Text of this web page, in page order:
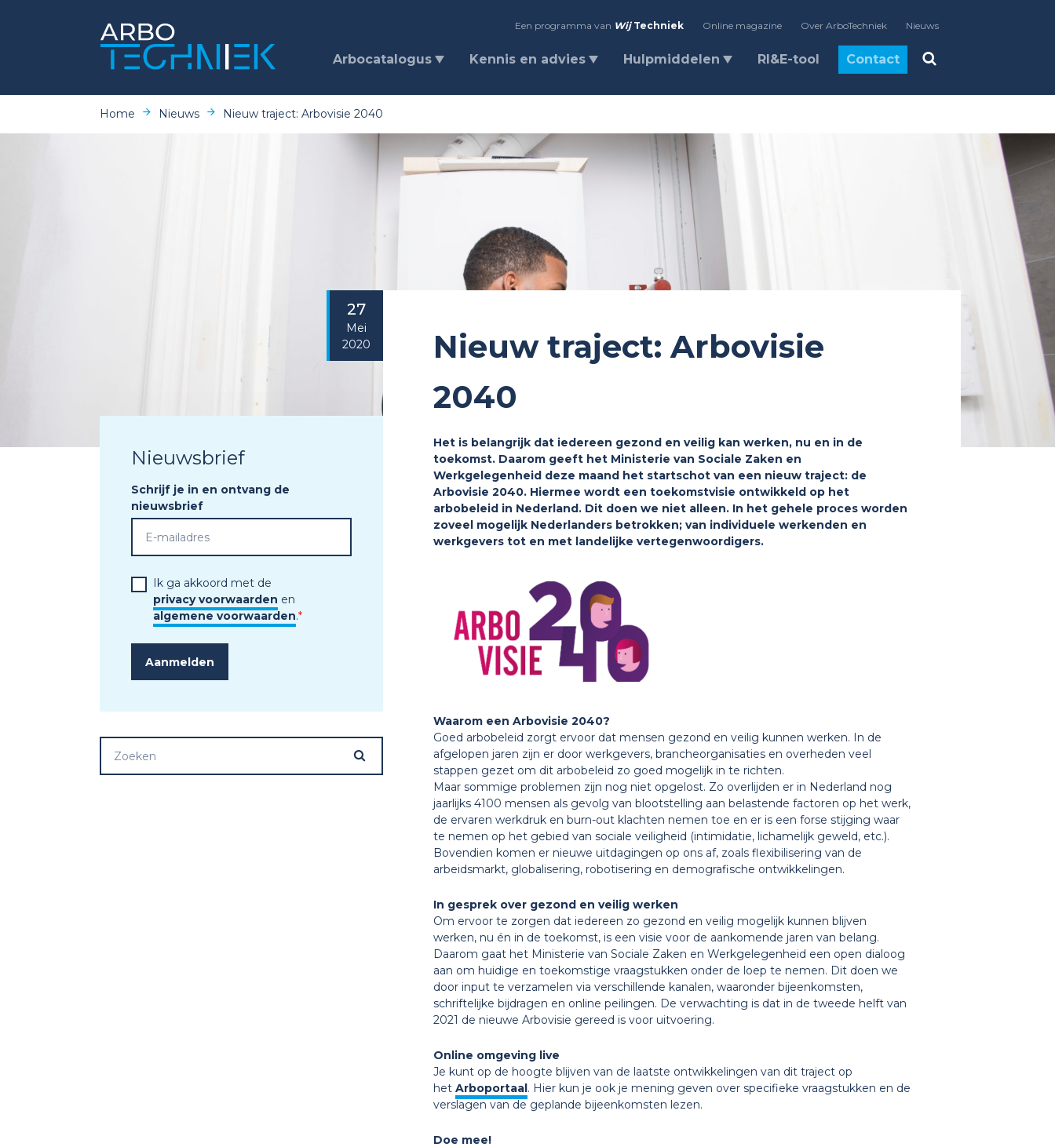
Een programma van Wij Techniek Online magazine Over ArboTechniek Nieuws
Arbocatalogus Kennis en advies Hulpmiddelen RI&E-tool Contact
Home Nieuws Nieuw traject: Arbovisie 2040
27
Mei
2020
Nieuw traject: Arbovisie
2040
Het is belangrijk dat iedereen gezond en veilig kan werken, nu en in de
toekomst. Daarom geeft het Ministerie van Sociale Zaken en
Werkgelegenheid deze maand het startschot van een nieuw traject: de
Arbovisie 2040. Hiermee wordt een toekomstvisie ontwikkeld op het
arbobeleid in Nederland. Dit doen we niet alleen. In het gehele proces worden
zoveel mogelijk Nederlanders betrokken; van individuele werkenden en
werkgevers tot en met landelijke vertegenwoordigers.
Waarom een Arbovisie 2040?
Goed arbobeleid zorgt ervoor dat mensen gezond en veilig kunnen werken. In de
afgelopen jaren zijn er door werkgevers, brancheorganisaties en overheden veel
stappen gezet om dit arbobeleid zo goed mogelijk in te richten.
Maar sommige problemen zijn nog niet opgelost. Zo overlijden er in Nederland nog
jaarlijks 4100 mensen als gevolg van blootstelling aan belastende factoren op het werk,
de ervaren werkdruk en burn-out klachten nemen toe en er is een forse stijging waar
te nemen op het gebied van sociale veiligheid (intimidatie, lichamelijk geweld, etc.).
Bovendien komen er nieuwe uitdagingen op ons af, zoals flexibilisering van de
arbeidsmarkt, globalisering, robotisering en demografische ontwikkelingen.
In gesprek over gezond en veilig werken
Om ervoor te zorgen dat iedereen zo gezond en veilig mogelijk kunnen blijven
werken, nu én in de toekomst, is een visie voor de aankomende jaren van belang.
Daarom gaat het Ministerie van Sociale Zaken en Werkgelegenheid een open dialoog
aan om huidige en toekomstige vraagstukken onder de loep te nemen. Dit doen we
door input te verzamelen via verschillende kanalen, waaronder bijeenkomsten,
schriftelijke bijdragen en online peilingen. De verwachting is dat in de tweede helft van
2021 de nieuwe Arbovisie gereed is voor uitvoering.
Online omgeving live
Je kunt op de hoogte blijven van de laatste ontwikkelingen van dit traject op
het Arboportaal. Hier kun je ook je mening geven over specifieke vraagstukken en de
verslagen van de geplande bijeenkomsten lezen.
Doe mee!
Nieuwsbrief
Schrijf je in en ontvang de
nieuwsbrief
Ik ga akkoord met de
privacy voorwaarden en
algemene voorwaarden.*